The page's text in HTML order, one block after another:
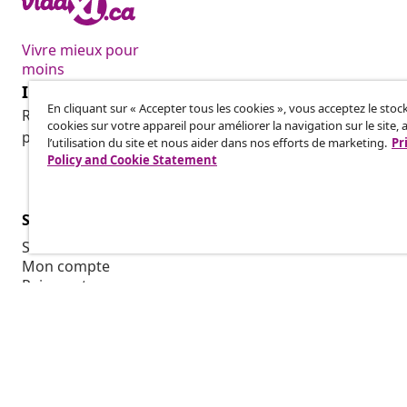
Vivre mieux pour
moins
Inscrivez-vous à notre newsletter
Rejoignez plus de 700 000 acheteurs qui reçoivent les
promotions saisonnières et les nouveautés de vidaXL.
Service Clients
Suivez votre commande
Mon compte
Paiement
En cliquant sur « Accepter tous les cookies », vous acceptez le
cookies sur votre appareil pour améliorer la navigation sur le site,
l’utilisation du site et nous aider dans nos efforts de marketing.
Policy and Cookie Statement